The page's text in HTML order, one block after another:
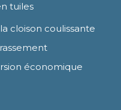
tuiles
cloison coulissante
économique